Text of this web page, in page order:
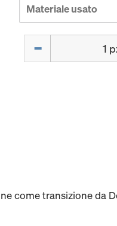
Materiale usato
come transizione da